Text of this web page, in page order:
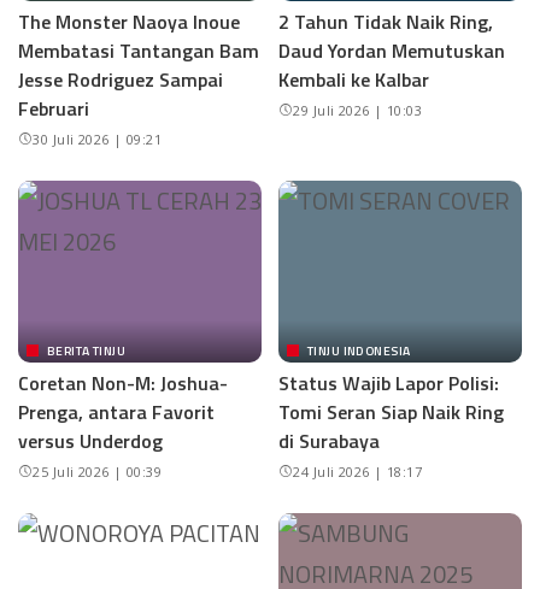
The Monster Naoya Inoue
Membatasi Tantangan Bam
Jesse Rodriguez Sampai
Februari
30 Juli 2026 | 09:21
2 Tahun Tidak Naik Ring,
Daud Yordan Memutuskan
Kembali ke Kalbar
29 Juli 2026 | 10:03
BERITA TINJU
Coretan Non-M: Joshua-
Prenga, antara Favorit
versus Underdog
25 Juli 2026 | 00:39
TINJU INDONESIA
Status Wajib Lapor Polisi:
Tomi Seran Siap Naik Ring
di Surabaya
24 Juli 2026 | 18:17